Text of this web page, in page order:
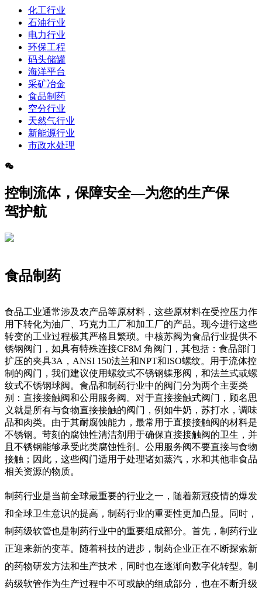
化工行业
石油行业
电力行业
环保工程
码头储罐
海洋平台
采矿冶金
食品制药
空分行业
天然气行业
新能源行业
市政水处理
控制流体，保障安全—为您的生产保
驾护航
食品制药
食品工业通常涉及农产品等原材料，这些原材料在受控压力作
用下转化为油厂、巧克力工厂和加工厂的产品。现今进行这些
转变的工业过程极其严格且繁琐。中核苏阀为食品行业提供不
锈钢阀门，如具有特殊连接CF8M 角阀门，其包括：食品部门
扩压的夹具3A，ANSI 150法兰和NPT和ISO螺纹。用于流体控
制的阀门，我们建议使用螺纹式不锈钢蝶形阀，和法兰式或螺
纹式不锈钢球阀。食品和制药行业中的阀门分为两个主要类
别：直接接触阀和公用服务阀。对于直接接触式阀门，顾名思
义就是所有与食物直接接触的阀门，例如牛奶，苏打水，调味
品和肉类。由于其耐腐蚀能力，最常用于直接接触阀的材料是
不锈钢。苛刻的腐蚀性清洁剂用于确保直接接触阀的卫生，并
且不锈钢能够承受此类腐蚀性剂。公用服务阀不要直接与食物
接触；因此，这些阀门适用于处理诸如蒸汽，水和其他非食品
相关资源的物质。
制药行业是当前全球最重要的行业之一，随着新冠疫情的爆发
和全球卫生意识的提高，制药行业的重要性更加凸显。同时，
制药级软管也是制药行业中的重要组成部分。 首先，制药行业
正迎来新的变革。随着科技的进步，制药企业正在不断探索新
的药物研发方法和生产技术，同时也在逐渐向数字化转型。制
药级软管作为生产过程中不可或缺的组成部分，也在不断升级